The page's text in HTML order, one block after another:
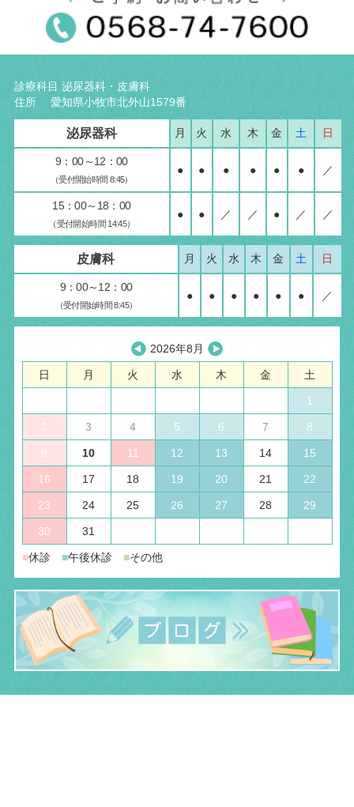
診療科目 泌尿器科・皮膚科
住所 愛知県小牧市北外山1579番
泌尿器科 月 火 水 木 金 土 日
9：00～12：00
（受付開始時間 8:45）
● ● ● ● ● ● ／
15：00～18：00
（受付開始時間 14:45）
● ● ／ ／ ● ／ ／
皮膚科 月 火 水 木 金 土 日
9：00～12：00
（受付開始時間 8:45）
● ● ● ● ● ● ／
2026年8月
日 月 火 水 木 金 土
1
2 3 4 5 6 7 8
9 10 11 12 13 14 15
16 17 18 19 20 21 22
23 24 25 26 27 28 29
30 31
■休診 ■午後休診 ■その他